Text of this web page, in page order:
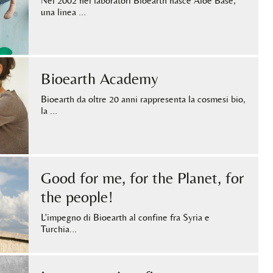
una linea …
Bioearth Academy
Bioearth da oltre 20 anni rappresenta la cosmesi bio,
la …
Good for me, for the Planet, for
the people!
L'impegno di Bioearth al confine fra Syria e
Turchia…